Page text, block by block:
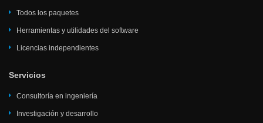
Todos los paquetes
Herramientas y utilidades del software
Licencias independientes
Servicios
Consultoría en ingeniería
Investigación y desarrollo